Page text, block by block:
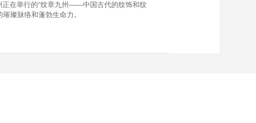
正在举行的“纹章九州——中国古代的纹饰和纹
璨脉络和蓬勃生命力。